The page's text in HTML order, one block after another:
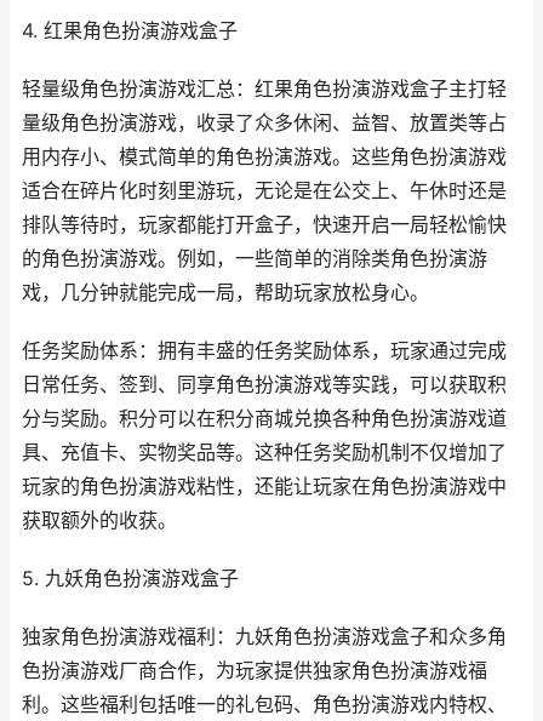
4. 红果角色扮演游戏盒子
轻量级角色扮演游戏汇总：红果角色扮演游戏盒子主打轻
量级角色扮演游戏，收录了众多休闲、益智、放置类等占
用内存小、模式简单的角色扮演游戏。这些角色扮演游戏
适合在碎片化时刻里游玩，无论是在公交上、午休时还是
排队等待时，玩家都能打开盒子，快速开启一局轻松愉快
的角色扮演游戏。例如，一些简单的消除类角色扮演游
戏，几分钟就能完成一局，帮助玩家放松身心。
任务奖励体系：拥有丰盛的任务奖励体系，玩家通过完成
日常任务、签到、同享角色扮演游戏等实践，可以获取积
分与奖励。积分可以在积分商城兑换各种角色扮演游戏道
具、充值卡、实物奖品等。这种任务奖励机制不仅增加了
玩家的角色扮演游戏粘性，还能让玩家在角色扮演游戏中
获取额外的收获。
5. 九妖角色扮演游戏盒子
独家角色扮演游戏福利：九妖角色扮演游戏盒子和众多角
色扮演游戏厂商合作，为玩家提供独家角色扮演游戏福
利。这些福利包括唯一的礼包码、角色扮演游戏内特权、